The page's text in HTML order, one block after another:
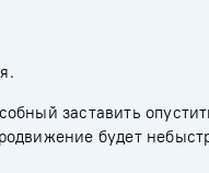
заставить
будет